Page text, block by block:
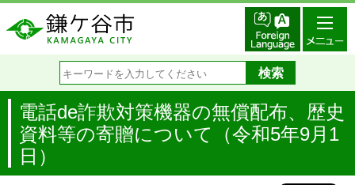
電話de詐欺対策機器の無償配布、歴史
資料等の寄贈について（令和5年9月1
日）